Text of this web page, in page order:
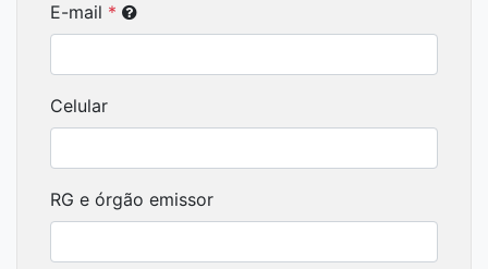
E-mail *
Celular
RG e órgão emissor